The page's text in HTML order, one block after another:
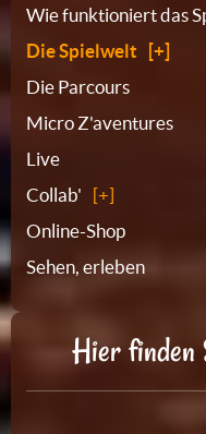
Sitemap
Wie funktioniert das
Die Spielwelt
Die Parcours
Micro Z'aventures
Live
Collab'
Online-Shop
Sehen, erleben
Hier finden